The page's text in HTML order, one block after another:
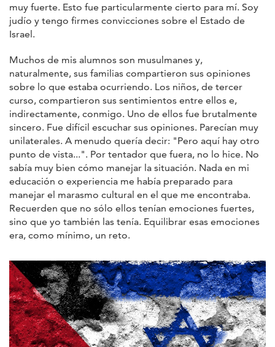
muy fuerte. Esto fue particularmente cierto para mí. Soy
judío y tengo firmes convicciones sobre el Estado de
Israel.
Muchos de mis alumnos son musulmanes y,
naturalmente, sus familias compartieron sus opiniones
sobre lo que estaba ocurriendo. Los niños, de tercer
curso, compartieron sus sentimientos entre ellos e,
indirectamente, conmigo. Uno de ellos fue brutalmente
sincero. Fue difícil escuchar sus opiniones. Parecían muy
unilaterales. A menudo quería decir: "Pero aquí hay otro
punto de vista...". Por tentador que fuera, no lo hice. No
sabía muy bien cómo manejar la situación. Nada en mi
educación o experiencia me había preparado para
manejar el marasmo cultural en el que me encontraba.
Recuerden que no sólo ellos tenían emociones fuertes,
sino que yo también las tenía. Equilibrar esas emociones
era, como mínimo, un reto.